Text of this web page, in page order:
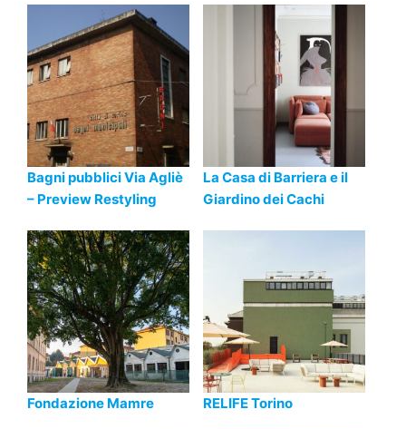
Bagni pubblici Via Agliè
– Preview Restyling
La Casa di Barriera e il
Giardino dei Cachi
Fondazione Mamre RELIFE Torino